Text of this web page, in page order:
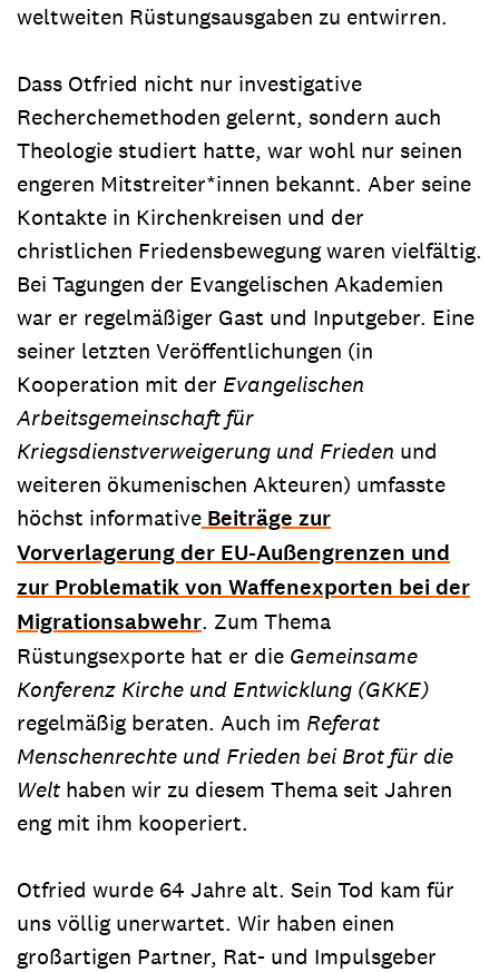
weltweiten Rüstungsausgaben zu entwirren.
Dass Otfried nicht nur investigative
Recherchemethoden gelernt, sondern auch
Theologie studiert hatte, war wohl nur seinen
engeren Mitstreiter*innen bekannt. Aber seine
Kontakte in Kirchenkreisen und der
christlichen Friedensbewegung waren vielfältig.
Bei Tagungen der Evangelischen Akademien
war er regelmäßiger Gast und Inputgeber. Eine
seiner letzten Veröffentlichungen (in
Kooperation mit der Evangelischen
Arbeitsgemeinschaft für
Kriegsdienstverweigerung und Frieden und
weiteren ökumenischen Akteuren) umfasste
höchst informative Beiträge zur
Vorverlagerung der EU-Außengrenzen und
zur Problematik von Waffenexporten bei der
Migrationsabwehr. Zum Thema
Rüstungsexporte hat er die Gemeinsame
Konferenz Kirche und Entwicklung (GKKE)
regelmäßig beraten. Auch im Referat
Menschenrechte und Frieden bei Brot für die
Welt haben wir zu diesem Thema seit Jahren
eng mit ihm kooperiert.
Otfried wurde 64 Jahre alt. Sein Tod kam für
uns völlig unerwartet. Wir haben einen
großartigen Partner, Rat- und Impulsgeber